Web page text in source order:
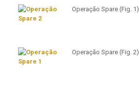
Operação Spare (Fig. 1)
Operação Spare (Fig. 2)